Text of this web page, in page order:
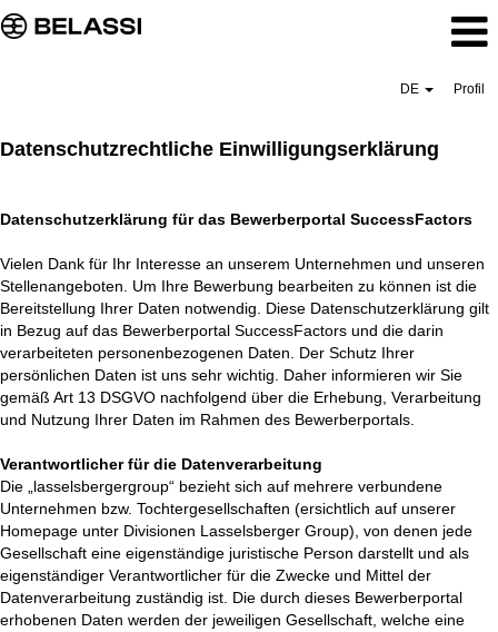
DE Profil
Datenschutzrechtliche Einwilligungserklärung
Datenschutzerklärung für das Bewerberportal SuccessFactors
Vielen Dank für Ihr Interesse an unserem Unternehmen und unseren
Stellenangeboten. Um Ihre Bewerbung bearbeiten zu können ist die
Bereitstellung Ihrer Daten notwendig. Diese Datenschutzerklärung gilt
in Bezug auf das Bewerberportal SuccessFactors und die darin
verarbeiteten personenbezogenen Daten. Der Schutz Ihrer
persönlichen Daten ist uns sehr wichtig. Daher informieren wir Sie
gemäß Art 13 DSGVO nachfolgend über die Erhebung, Verarbeitung
und Nutzung Ihrer Daten im Rahmen des Bewerberportals.
Verantwortlicher für die Datenverarbeitung
Die „lasselsbergergroup“ bezieht sich auf mehrere verbundene
Unternehmen bzw. Tochtergesellschaften (ersichtlich auf unserer
Homepage unter Divisionen Lasselsberger Group), von denen jede
Gesellschaft eine eigenständige juristische Person darstellt und als
eigenständiger Verantwortlicher für die Zwecke und Mittel der
Datenverarbeitung zuständig ist. Die durch dieses Bewerberportal
erhobenen Daten werden der jeweiligen Gesellschaft, welche eine